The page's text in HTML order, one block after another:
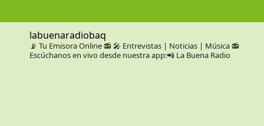
labuenaradiobaq
📡 Tu Emisora Online 📻🎤 Entrevistas | Noticias | Música📻
Escúchanos en vivo desde nuestra app:📲 La Buena Radio